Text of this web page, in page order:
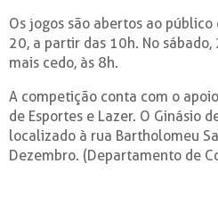
Os jogos são abertos ao
20, a partir das 10h. No
mais cedo, às 8h.
A competição conta com o
de Esportes e Lazer. O Ginásio
localizado à rua Bartholomeu
Dezembro. (Departamento de